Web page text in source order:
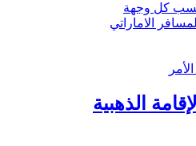
كل وجهة
الاماراتي
الذهبية